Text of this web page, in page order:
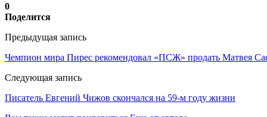
0
Поделится
Предыдущая запись
Чемпион мира Пирес рекомендовал «ПСЖ» продать Матвея
Следующая запись
Писатель Евгений Чижов скончался на 59-м году жизни